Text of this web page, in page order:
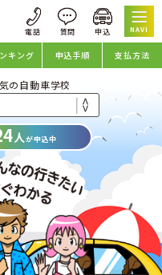
NAVI
キング 申込手順 支払方法
の自動車学校
人が申込中